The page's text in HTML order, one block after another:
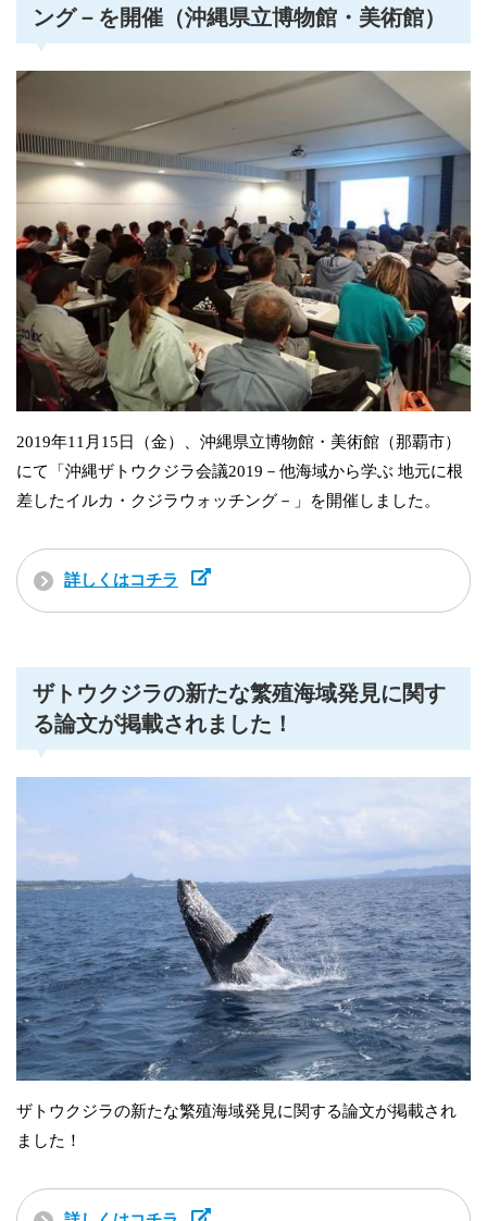
ング－を開催（沖縄県立博物館・美術館）
2019年11月15日（金）、沖縄県立博物館・美術館（那覇市）
にて「沖縄ザトウクジラ会議2019－他海域から学ぶ 地元に根
差したイルカ・クジラウォッチング－」を開催しました。
詳しくはコチラ
ザトウクジラの新たな繁殖海域発見に関す
る論文が掲載されました！
ザトウクジラの新たな繁殖海域発見に関する論文が掲載され
ました！